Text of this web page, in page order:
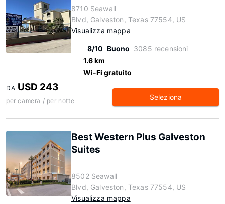
8710 Seawall
Blvd, Galveston, Texas 77554, US
Visualizza mappa
8/10 Buono 3085 recensioni
1.6 km
Wi-Fi gratuito
DA USD 243
per camera / per notte Seleziona
Best Western Plus Galveston
Suites
8502 Seawall
Blvd, Galveston, Texas 77554, US
Visualizza mappa